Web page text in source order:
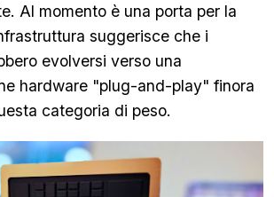
Al momento è una porta per la
suggerisce che i
evolversi verso una
hardware "plug-and-play" finora
categoria di peso.